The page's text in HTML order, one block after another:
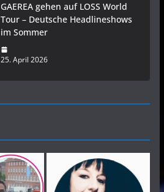
GAEREA gehen auf LOSS World
Tour – Deutsche Headlineshows
im Sommer
25. April 2026